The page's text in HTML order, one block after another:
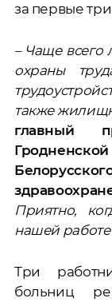
за первые
–Чаще всего
охраны
также
главный
Приятно,
нашей
Три
больниц